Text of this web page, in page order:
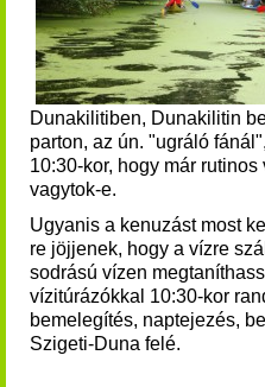
Dunakilitiben, Dunakilitin
parton, az ún. "ugráló
10:30-kor, hogy már
vagytok-e.
Ugyanis a kenuzást most
re jöjjenek, hogy a vízre
sodrású vízen
vízitúrázókkal 10:30-kor
bemelegítés, naptejezés,
Szigeti-Duna felé.